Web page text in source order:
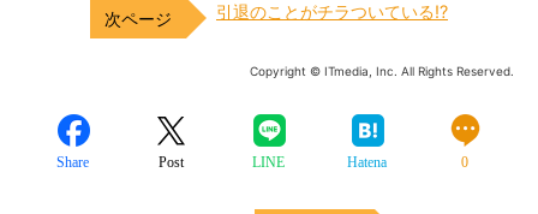
引退のことがチラついている!?
Copyright © ITmedia, Inc. All Rights Reserved.
Share Post LINE Hatena 0